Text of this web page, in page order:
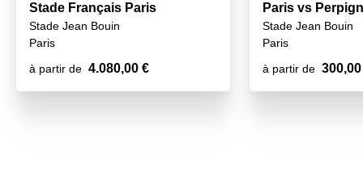
Stade Français Paris
Stade Jean Bouin
Paris
à partir de 4.080,00 €
Paris vs
Stade Jean Bouin
Paris
à partir de